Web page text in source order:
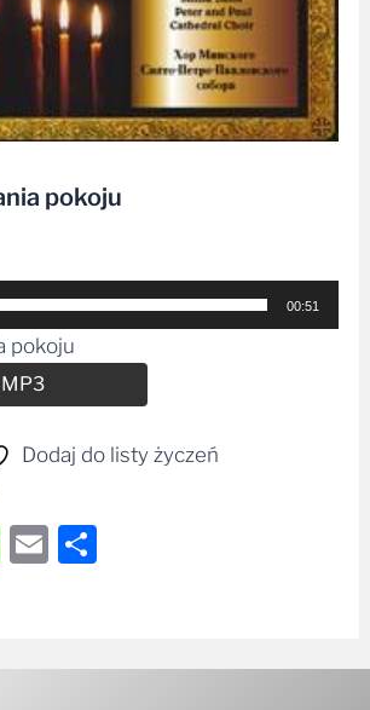
pokoju
00:51
pokoju
Dodaj do listy życzeń
WhatsApp
Email